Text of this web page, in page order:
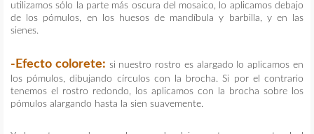
utilizamos sólo la parte más oscura del mosaico, lo aplicamos debajo
de los pómulos, en los huesos de mandíbula y barbilla, y en las
sienes.
-Efecto colorete: si nuestro rostro es alargado lo aplicamos en
los pómulos, dibujando círculos con la brocha. Si por el contrario
tenemos el rostro redondo, los aplicamos con la brocha sobre los
pómulos alargando hasta la sien suavemente.